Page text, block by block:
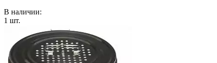
В наличии:
1 шт.